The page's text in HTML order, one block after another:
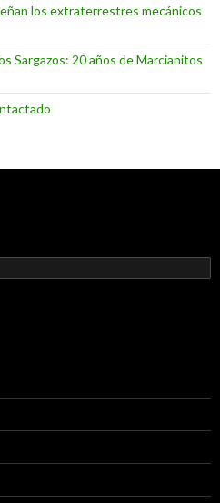
los extraterrestres mecánicos
Sargazos: 20 años de Marcianitos